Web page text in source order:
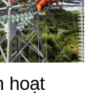
hoạt